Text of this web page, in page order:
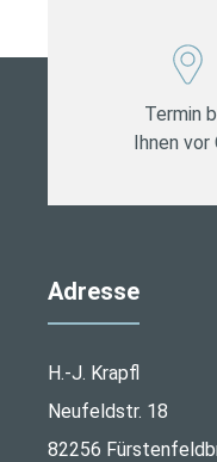
Termin
Ihnen vor
Adresse
H.-J. Krapfl
Neufeldstr. 18
82256